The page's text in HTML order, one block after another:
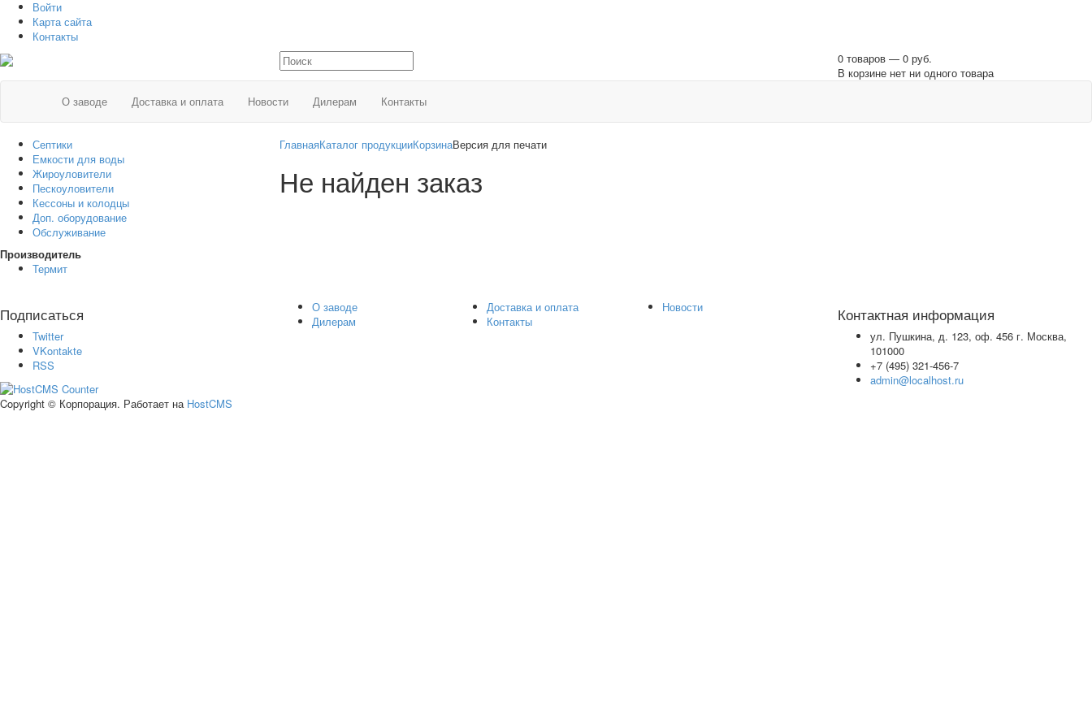
Войти
Карта сайта
Контакты
0 товаров — 0 руб.
В корзине нет ни одного товара
О заводе
Доставка и оплата Новости Дилерам Контакты
Септики
Емкости для воды
Жироуловители
Пескоуловители
Кессоны и колодцы
Доп. оборудование
Обслуживание
Производитель
Термит
ГлавнаяКаталог продукцииКорзинаВерсия для печати
Не найден заказ
Подписаться
Twitter
VKontakte
RSS
Copyright © Корпорация. Работает на HostCMS
О заводе Доставка и оплата
Новости
Дилерам
Контакты Контактная информация
ул. Пушкина, д. 123, оф. 456 г. Москва,
101000
+7 (495) 321-456-7
admin@localhost.ru